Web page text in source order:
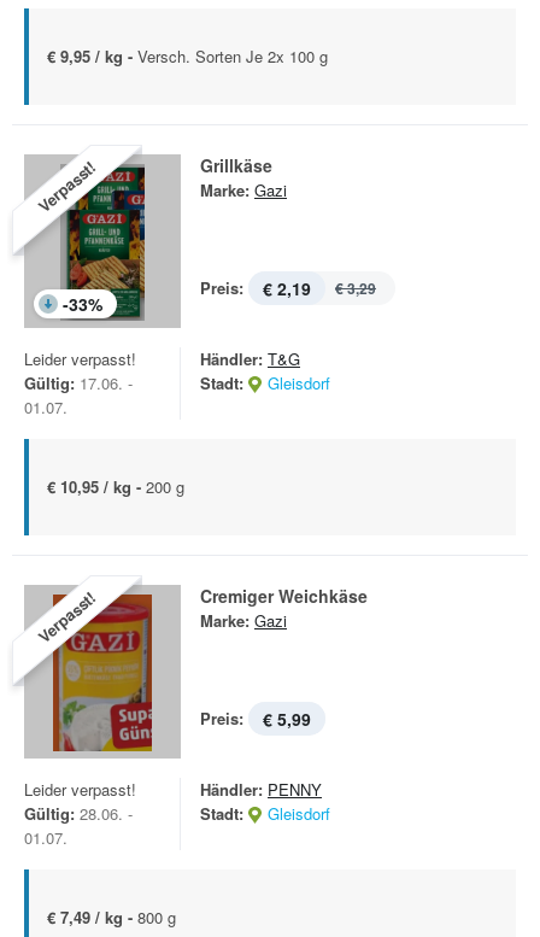
€ 9,95 / kg - Versch. Sorten Je 2x 100 g
Verpasst!
-33%
Grillkäse
Marke: Gazi
Preis: € 2,19 € 3,29
Leider verpasst!
Gültig: 17.06. -
01.07.
Händler: T&G
Stadt:
Gleisdorf
€ 10,95 / kg - 200 g
Verpasst! Cremiger Weichkäse
Marke: Gazi
Preis: € 5,99
Leider verpasst!
Gültig: 28.06. -
01.07.
Händler: PENNY
Stadt:
Gleisdorf
€ 7,49 / kg - 800 g